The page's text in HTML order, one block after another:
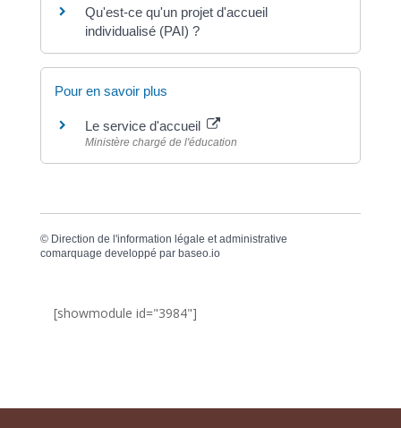
Qu'est-ce qu'un projet d'accueil
individualisé (PAI) ?
Pour en savoir plus
Le service d'accueil
Ministère chargé de l'éducation
© Direction de l'information légale et administrative
comarquage developpé par baseo.io
[showmodule id="3984"]